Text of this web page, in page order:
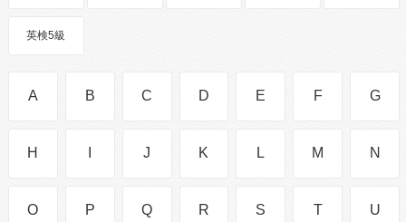
英検5級
A B C D E F G
H J K L M N
O P Q R S T U